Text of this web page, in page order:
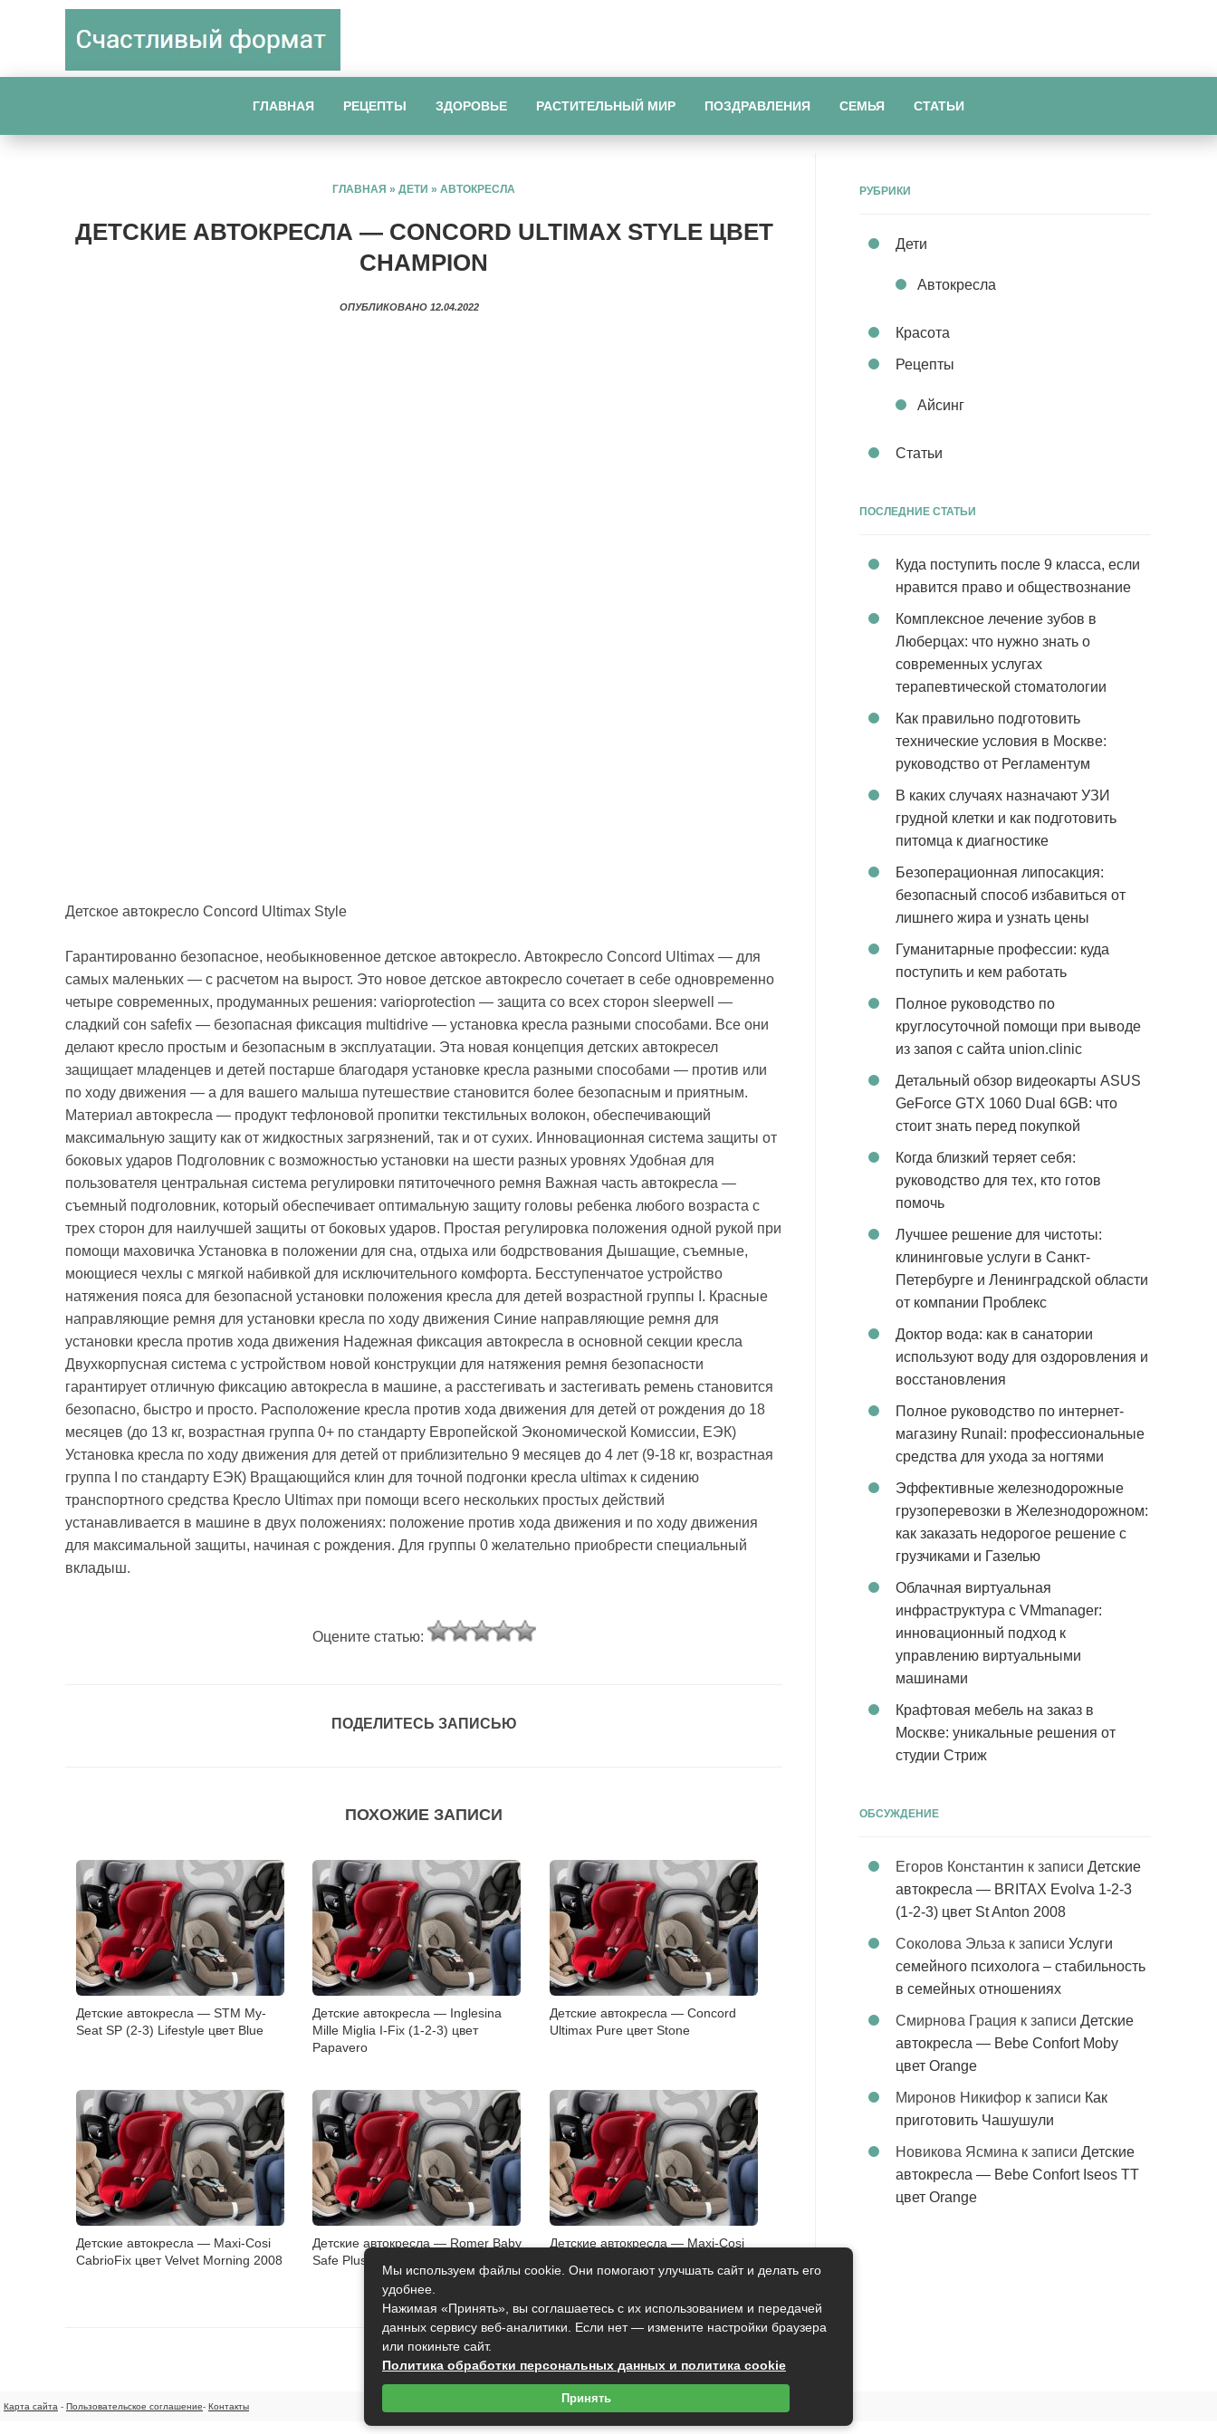
ГЛАВНАЯ РЕЦЕПТЫ ЗДОРОВЬЕ РАСТИТЕЛЬНЫЙ МИР ПОЗДРАВЛЕНИЯ СЕМЬЯ СТАТЬИ
ГЛАВНАЯ » ДЕТИ » АВТОКРЕСЛА
ДЕТСКИЕ АВТОКРЕСЛА — CONCORD ULTIMAX STYLE ЦВЕТ
CHAMPION
ОПУБЛИКОВАНО 12.04.2022
Детское автокресло Concord Ultimax Style
Гарантированно безопасное, необыкновенное детское автокресло. Автокресло Concord Ultimax — для
самых маленьких — с расчетом на вырост. Это новое детское автокресло сочетает в себе одновременно
четыре современных, продуманных решения: varioprotection — защита со всех сторон sleepwell —
сладкий сон safefix — безопасная фиксация multidrive — установка кресла разными способами. Все они
делают кресло простым и безопасным в эксплуатации. Эта новая концепция детских автокресел
защищает младенцев и детей постарше благодаря установке кресла разными способами — против или
по ходу движения — а для вашего малыша путешествие становится более безопасным и приятным.
Материал автокресла — продукт тефлоновой пропитки текстильных волокон, обеспечивающий
максимальную защиту как от жидкостных загрязнений, так и от сухих. Инновационная система защиты от
боковых ударов Подголовник с возможностью установки на шести разных уровнях Удобная для
пользователя центральная система регулировки пятиточечного ремня Важная часть автокресла —
съемный подголовник, который обеспечивает оптимальную защиту головы ребенка любого возраста с
трех сторон для наилучшей защиты от боковых ударов. Простая регулировка положения одной рукой при
помощи маховичка Установка в положении для сна, отдыха или бодрствования Дышащие, съемные,
моющиеся чехлы с мягкой набивкой для исключительного комфорта. Бесступенчатое устройство
натяжения пояса для безопасной установки положения кресла для детей возрастной группы I. Красные
направляющие ремня для установки кресла по ходу движения Синие направляющие ремня для
установки кресла против хода движения Надежная фиксация автокресла в основной секции кресла
Двухкорпусная система с устройством новой конструкции для натяжения ремня безопасности
гарантирует отличную фиксацию автокресла в машине, а расстегивать и застегивать ремень становится
безопасно, быстро и просто. Расположение кресла против хода движения для детей от рождения до 18
месяцев (до 13 кг, возрастная группа 0+ по стандарту Европейской Экономической Комиссии, ЕЭК)
Установка кресла по ходу движения для детей от приблизительно 9 месяцев до 4 лет (9-18 кг, возрастная
группа I по стандарту ЕЭК) Вращающийся клин для точной подгонки кресла ultimax к сидению
транспортного средства Кресло Ultimax при помощи всего нескольких простых действий
устанавливается в машине в двух положениях: положение против хода движения и по ходу движения
для максимальной защиты, начиная с рождения. Для группы 0 желательно приобрести специальный
вкладыш.
Оцените статью:
ПОДЕЛИТЕСЬ ЗАПИСЬЮ
ПОХОЖИЕ ЗАПИСИ
Детские автокресла — STM My-
Seat SP (2-3) Lifestyle цвет Blue
Детские автокресла — Inglesina
Mille Miglia I-Fix (1-2-3) цвет
Papavero
Детские автокресла — Concord
Ultimax Pure цвет Stone
Детские автокресла — Maxi-Cosi
CabrioFix цвет Velvet Morning 2008
Детские автокресла — Romer Baby
Safe Plus цвет Nicki Trendline
Детские автокресла — Maxi-Cosi
РУБРИКИ
Дети
Автокресла
Красота
Рецепты
Айсинг
Статьи
ПОСЛЕДНИЕ СТАТЬИ
Куда поступить после 9 класса, если
нравится право и обществознание
Комплексное лечение зубов в
Люберцах: что нужно знать о
современных услугах
терапевтической стоматологии
Как правильно подготовить
технические условия в Москве:
руководство от Регламентум
В каких случаях назначают УЗИ
грудной клетки и как подготовить
питомца к диагностике
Безоперационная липосакция:
безопасный способ избавиться от
лишнего жира и узнать цены
Гуманитарные профессии: куда
поступить и кем работать
Полное руководство по
круглосуточной помощи при выводе
из запоя с сайта union.clinic
Детальный обзор видеокарты ASUS
GeForce GTX 1060 Dual 6GB: что
стоит знать перед покупкой
Когда близкий теряет себя:
руководство для тех, кто готов
помочь
Лучшее решение для чистоты:
клининговые услуги в Санкт-
Петербурге и Ленинградской области
от компании Проблекс
Доктор вода: как в санатории
используют воду для оздоровления и
восстановления
Полное руководство по интернет-
магазину Runail: профессиональные
средства для ухода за ногтями
Эффективные железнодорожные
грузоперевозки в Железнодорожном:
как заказать недорогое решение с
грузчиками и Газелью
Облачная виртуальная
инфраструктура с VMmanager:
инновационный подход к
управлению виртуальными
машинами
Крафтовая мебель на заказ в
Москве: уникальные решения от
студии Стриж
ОБСУЖДЕНИЕ
Егоров Константин к записи Детские
автокресла — BRITAX Evolva 1-2-3
(1-2-3) цвет St Anton 2008
Соколова Эльза к записи Услуги
семейного психолога – стабильность
в семейных отношениях
Смирнова Грация к записи Детские
автокресла — Bebe Confort Moby
цвет Orange
Миронов Никифор к записи Как
приготовить Чашушули
Новикова Ясмина к записи Детские
автокресла — Bebe Confort Iseos TT
цвет Orange
Карта сайта - Пользовательское соглашение- Контакты
Мы используем файлы cookie. Они помогают улучшать сайт и делать его
удобнее.
Нажимая «Принять», вы соглашаетесь с их использованием и передачей
данных сервису веб-аналитики. Если нет — измените настройки браузера
или покиньте сайт.
Политика обработки персональных данных и политика cookie
Принять